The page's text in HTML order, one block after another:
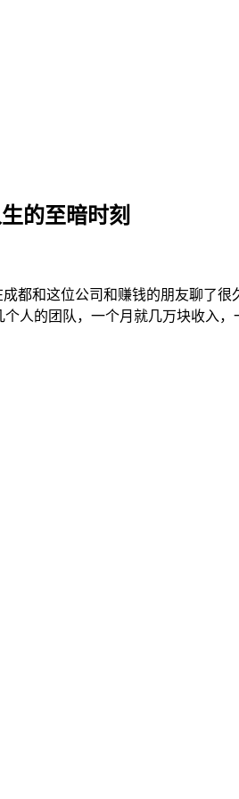
的至暗时刻
都和这位公司和赚钱的朋友聊了
个人的团队，一个月就几万块收